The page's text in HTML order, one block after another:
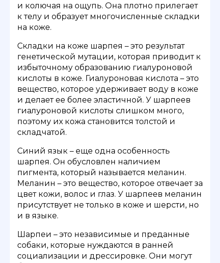
и колючая на ощупь. Она плотно прилегает
к телу и образует многочисленные складки
на коже.
Складки на коже шарпея – это результат
генетической мутации, которая приводит к
избыточному образованию гиалуроновой
кислоты в коже. Гиалуроновая кислота – это
вещество, которое удерживает воду в коже
и делает ее более эластичной. У шарпеев
гиалуроновой кислоты слишком много,
поэтому их кожа становится толстой и
складчатой.
Синий язык – еще одна особенность
шарпея. Он обусловлен наличием
пигмента, который называется меланин.
Меланин – это вещество, которое отвечает за
цвет кожи, волос и глаз. У шарпеев меланин
присутствует не только в коже и шерсти, но
и в языке.
Шарпеи – это независимые и преданные
собаки, которые нуждаются в ранней
социализации и дрессировке. Они могут